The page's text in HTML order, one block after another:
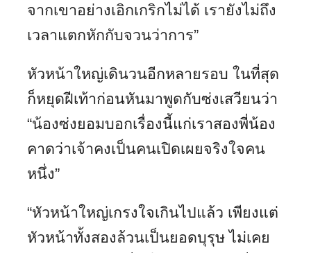
จากเขาอย่างเอิกเกริกไม่ได้ เรายังไม่ถึง
เวลาแตกหักกับจวนว่าการ”
หัวหน้าใหญ่เดินวนอีกหลายรอบ ในที่สุด
ก็หยุดฝีเท้าก่อนหันมาพูดกับซ่งเสวียนว่า
“น้องซ่งยอมบอกเรื่องนี้แก่เราสองพี่น้อง
คาดว่าเจ้าคงเป็นคนเปิดเผยจริงใจคน
หนึ่ง”
“หัวหน้าใหญ่เกรงใจเกินไปแล้ว เพียงแต่
หัวหน้าทั้งสองล้วนเป็นยอดบุรุษ ไม่เคย